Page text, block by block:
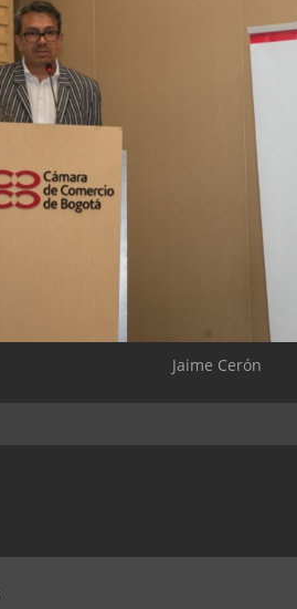
Jaime Cerón